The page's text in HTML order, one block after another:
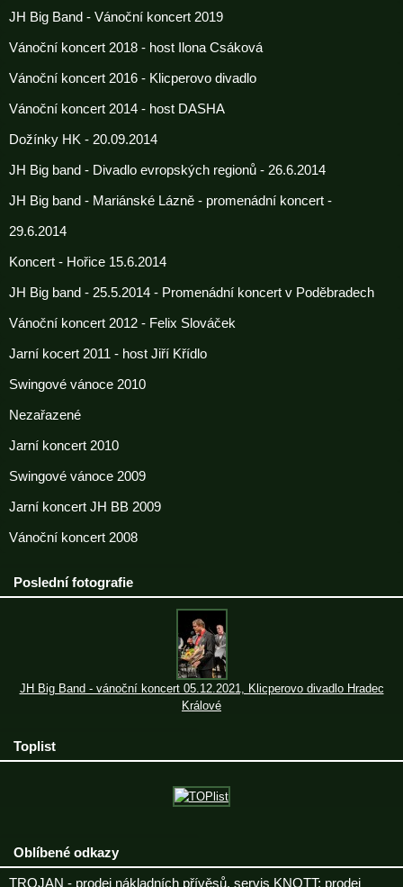
JH Big Band - Vánoční koncert 2019
Vánoční koncert 2018 - host Ilona Csáková
Vánoční koncert 2016 - Klicperovo divadlo
Vánoční koncert 2014 - host DASHA
Dožínky HK - 20.09.2014
JH Big band - Divadlo evropských regionů - 26.6.2014
JH Big band - Mariánské Lázně - promenádní koncert -
29.6.2014
Koncert - Hořice 15.6.2014
JH Big band - 25.5.2014 - Promenádní koncert v Poděbradech
Vánoční koncert 2012 - Felix Slováček
Jarní kocert 2011 - host Jiří Křídlo
Swingové vánoce 2010
Nezařazené
Jarní koncert 2010
Swingové vánoce 2009
Jarní koncert JH BB 2009
Vánoční koncert 2008
Poslední fotografie
JH Big Band - vánoční koncert 05.12.2021, Klicperovo divadlo Hradec
Králové
Toplist
Oblíbené odkazy
TROJAN - prodej nákladních přívěsů, servis KNOTT; prodej